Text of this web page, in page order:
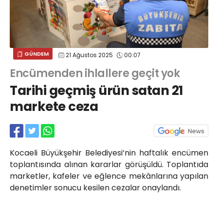
GÜNDEM 21 Ağustos 2025 00:07
Encümenden ihlallere geçit yok
Tarihi geçmiş ürün satan 21
markete ceza
Kocaeli Büyükşehir Belediyesi’nin haftalık encümen
toplantısında alınan kararlar görüşüldü. Toplantıda
marketler, kafeler ve eğlence mekânlarına yapılan
denetimler sonucu kesilen cezalar onaylandı.
Sağlık
Magazin
Spor
Diğer
Teknoloji
Kültür-Sanat
Yahya Kaptan Mahallesi
Akkavaklar Caddesi No:17/4 İzmit-
kocaelisokak@gmail.com